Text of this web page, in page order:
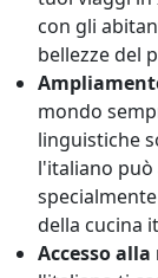
con gli
bellezze del
mondo
linguistiche
l'italiano
della cucina
Accesso